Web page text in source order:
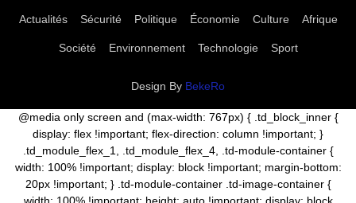
Actualités Sécurité Politique Économie Culture Afrique
Société Environnement Technologie Sport
Design By BekeRo
@media only screen and (max-width: 767px) { .td_block_inner {
display: flex !important; flex-direction: column !important; }
.td_module_flex_1, .td_module_flex_4, .td-module-container {
width: 100% !important; display: block !important; margin-bottom:
20px !important; } .td-module-container .td-image-container {